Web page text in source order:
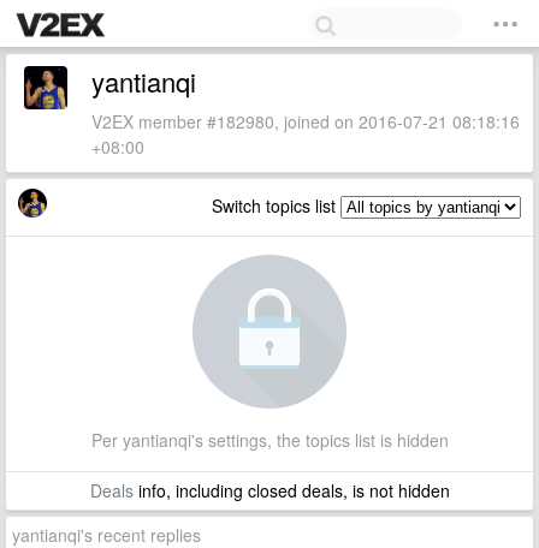
yantianqi
V2EX member #182980, joined on 2016-07-21 08:18:16
+08:00
Switch topics list
Per yantianqi's settings, the topics list is hidden
Dealsinfo, including closed deals, is not hidden
yantianqi's recent replies